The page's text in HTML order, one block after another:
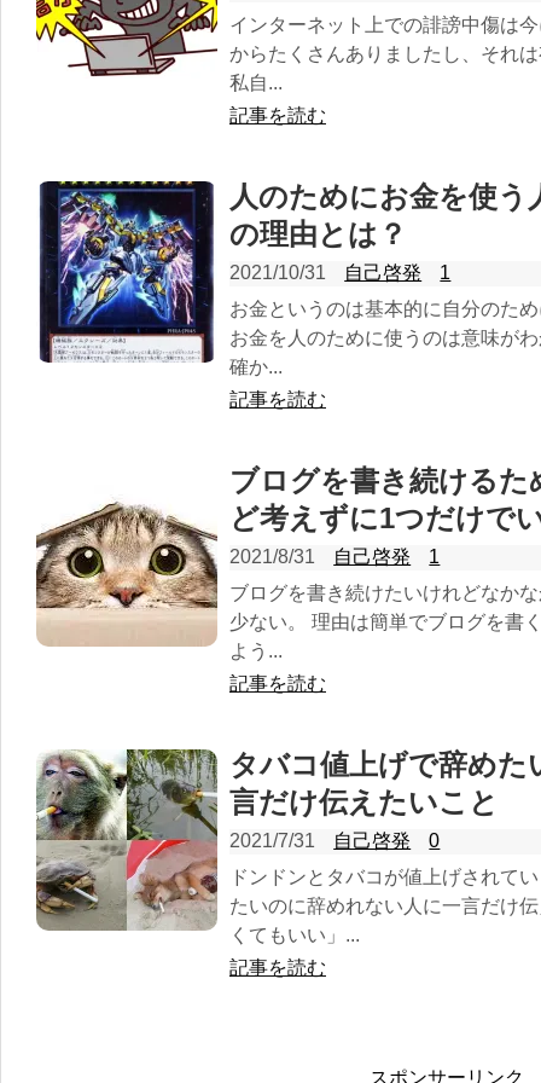
インターネット上での誹謗中傷は
からたくさんありましたし、それ
私自...
記事を読む
人のためにお金を使う
の理由とは？
2021/10/31 自己啓発
1
お金というのは基本的に自分のた
お金を人のために使うのは意味が
確か...
記事を読む
ブログを書き続ける
ど考えずに1つだけで
2021/8/31 自己啓発
1
ブログを書き続けたいけれどなか
少ない。 理由は簡単でブログを書
よう...
記事を読む
タバコ値上げで辞め
言だけ伝えたいこと
2021/7/31 自己啓発
0
ドンドンとタバコが値上げされて
たいのに辞めれない人に一言だけ
くてもいい」...
記事を読む
スポンサーリンク